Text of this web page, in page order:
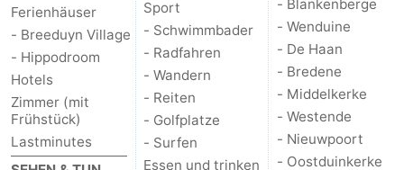
Ferienhäuser
- Breeduyn Village
- Hippodroom
Hotels
Zimmer (mit
Frühstück)
Lastminutes
Sport
- Schwimmbader
- Radfahren
- Wandern
- Reiten
- Golfplatze
- Surfen
Essen und trinken
- Blankenberge
- Wenduine
- De Haan
- Bredene
- Middelkerke
- Westende
- Nieuwpoort
- Oostduinkerke